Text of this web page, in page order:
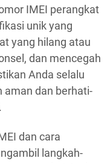
IMEI perangkat
unik yang
yang hilang atau
dan mencegah
Anda selalu
aman dan berhati-
dan cara
langkah-